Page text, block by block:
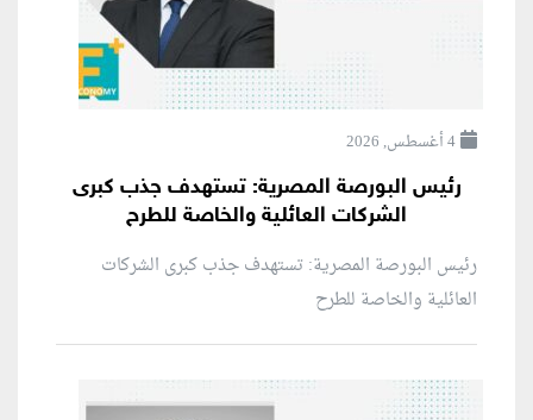
4 أغسطس, 2026
رئيس البورصة المصرية: تستهدف جذب كبرى
الشركات العائلية والخاصة للطرح
رئيس البورصة المصرية: تستهدف جذب كبرى الشركات
العائلية والخاصة للطرح